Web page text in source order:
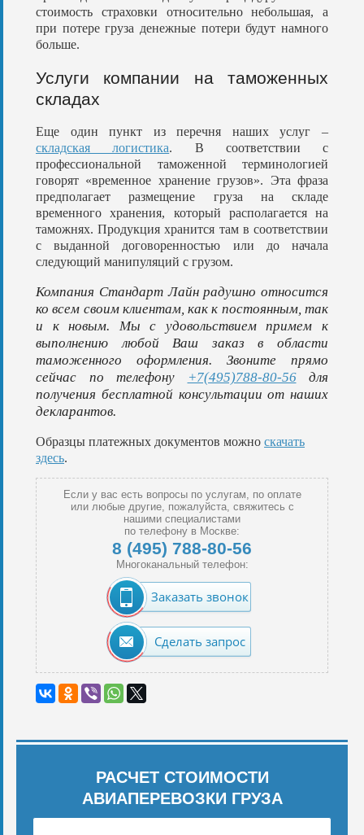
стоимость страховки относительно небольшая, а
при потере груза денежные потери будут намного
больше.
Услуги компании на таможенных
складах
Еще один пункт из перечня наших услуг –
складская логистика. В соответствии с
профессиональной таможенной терминологией
говорят «временное хранение грузов». Эта фраза
предполагает размещение груза на складе
временного хранения, который располагается на
таможнях. Продукция хранится там в соответствии
с выданной договоренностью или до начала
следующий манипуляций с грузом.
Компания Стандарт Лайн радушно относится
ко всем своим клиентам, как к постоянным, так
и к новым. Мы с удовольствием примем к
выполнению любой Ваш заказ в области
таможенного оформления. Звоните прямо
сейчас по телефону
+7(495)788-80-56для
получения бесплатной консультации от наших
декларантов.
Образцы платежных документов можно скачать
здесь.
Если у вас есть вопросы по услугам, по оплате
или любые другие, пожалуйста, свяжитесь с
нашими специалистами
по телефону в Москве:
8 (495) 788-80-56
Многоканальный телефон:
Заказать звонок
Сделать запрос
РАСЧЕТ СТОИМОСТИ
АВИАПЕРЕВОЗКИ ГРУЗА